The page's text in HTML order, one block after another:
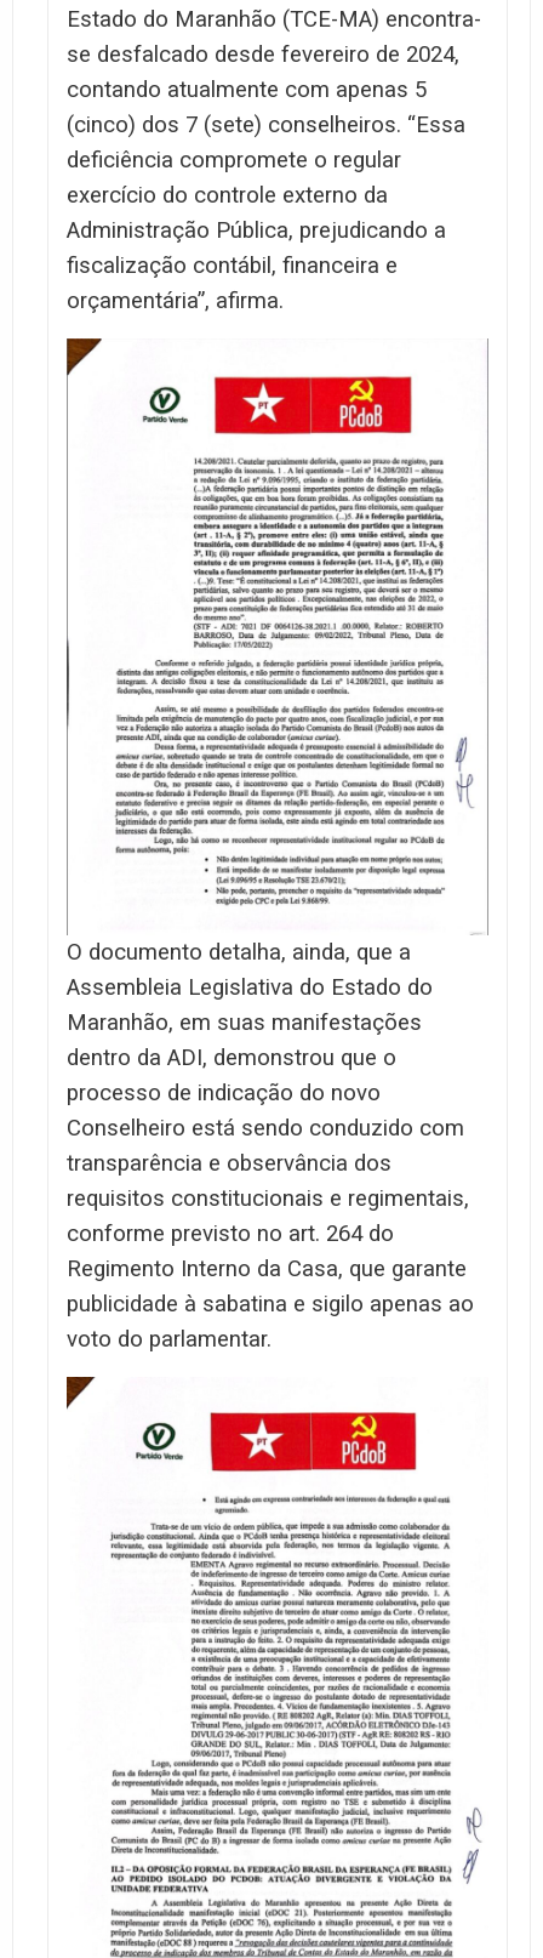
Estado do Maranhão (TCE-MA) encontra-
se desfalcado desde fevereiro de 2024,
contando atualmente com apenas 5
(cinco) dos 7 (sete) conselheiros. “Essa
deficiência compromete o regular
exercício do controle externo da
Administração Pública, prejudicando a
fiscalização contábil, financeira e
orçamentária”, afirma.
O documento detalha, ainda, que a
Assembleia Legislativa do Estado do
Maranhão, em suas manifestações
dentro da ADI, demonstrou que o
processo de indicação do novo
Conselheiro está sendo conduzido com
transparência e observância dos
requisitos constitucionais e regimentais,
conforme previsto no art. 264 do
Regimento Interno da Casa, que garante
publicidade à sabatina e sigilo apenas ao
voto do parlamentar.